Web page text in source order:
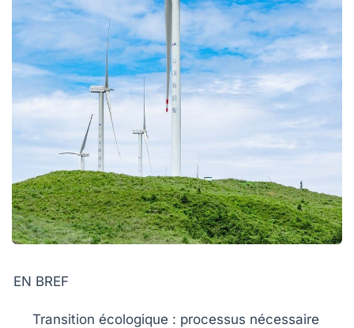
EN BREF
Transition écologique : processus nécessaire